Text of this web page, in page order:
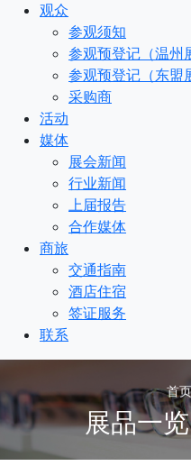
观众
参观须知
参观预登记（温州
参观预登记（东盟
采购商
活动
媒体
展会新闻
行业新闻
上届报告
合作媒体
商旅
交通指南
酒店住宿
签证服务
联系
首
展品一